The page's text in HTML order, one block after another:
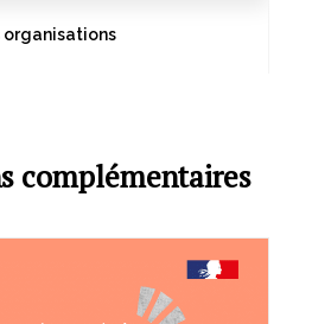
organisations
complémentaires